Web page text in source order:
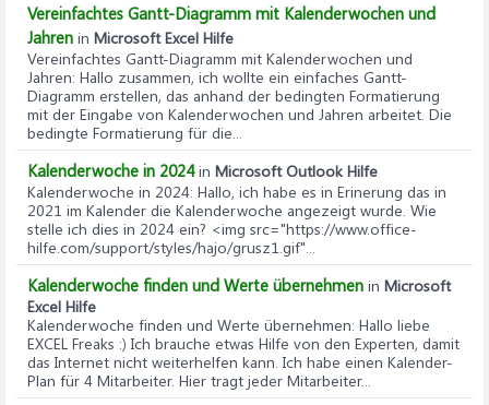
Vereinfachtes Gantt-Diagramm mit Kalenderwochen und
Jahren in Microsoft Excel Hilfe
Vereinfachtes Gantt-Diagramm mit Kalenderwochen und
Jahren: Hallo zusammen, ich wollte ein einfaches Gantt-
Diagramm erstellen, das anhand der bedingten Formatierung
mit der Eingabe von Kalenderwochen und Jahren arbeitet. Die
bedingte Formatierung für die...
Kalenderwoche in 2024in Microsoft Outlook Hilfe
Kalenderwoche in 2024: Hallo, ich habe es in Erinerung das in
2021 im Kalender die Kalenderwoche angezeigt wurde. Wie
stelle ich dies in 2024 ein? <img src="https://www.office-
hilfe.com/support/styles/hajo/grusz1.gif"...
Kalenderwoche finden und Werte übernehmen in Microsoft
Excel Hilfe
Kalenderwoche finden und Werte übernehmen: Hallo liebe
EXCEL Freaks :) Ich brauche etwas Hilfe von den Experten, damit
das Internet nicht weiterhelfen kann. Ich habe einen Kalender-
Plan für 4 Mitarbeiter. Hier tragt jeder Mitarbeiter...